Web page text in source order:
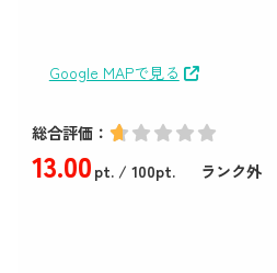
Google MAPで見る
総合評価：
13.00pt./ 100pt. ランク外